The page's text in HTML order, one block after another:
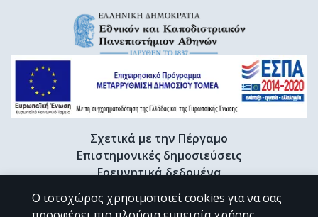
Σχετικά με την Πέργαμο
Επιστημονικές δημοσιεύσεις
Ερευνητικά δεδομένα
Διδακτορικές διατριβές & Γκρίζα βιβλιογραφία
Προφίλ Ερευνητή
Ο ιστοχώρος χρησιμοποιεί cookies για να σας